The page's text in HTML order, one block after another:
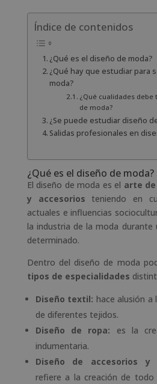
Índice de contenidos
¿Qué es el diseño de moda?
¿Qué hay que estudiar para
moda?
¿Qué cualidades
de moda?
¿Se puede estudiar diseño
Salidas profesionales en
¿Qué es el diseño de moda?
El diseño de moda es el arte
y accesorios teniendo en
actuales e influencias
la industria de la moda
determinado.
Dentro del diseño de moda
tipos de especialidades
Diseño textil: hace alusión a
de diferentes tejidos.
Diseño de ropa: es la
indumentaria.
Diseño de accesorios y
refiere a la creación de